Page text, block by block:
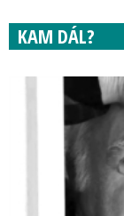
KAM DÁL?